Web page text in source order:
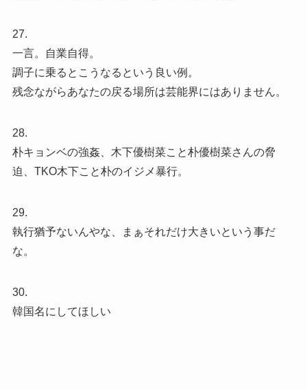
27.
一言。自業自得。
調子に乗るとこうなるという良い例。
残念ながらあなたの戻る場所は芸能界にはありません。
28.
朴キョンベの強姦、木下優樹菜こと朴優樹菜さんの脅
迫、TKO木下こと朴のイジメ暴行。
29.
執行猶予ないんやな、まぁそれだけ大きいという事だ
な。
30.
韓国名にしてほしい